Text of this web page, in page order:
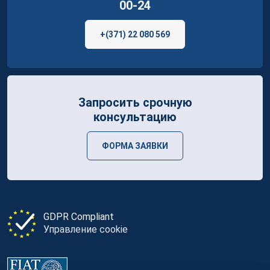
GDPR Compliant
Управление cookie
00-24
+(371) 22 080 569
Запросить срочную
консультацию
ФОРМА ЗАЯВКИ